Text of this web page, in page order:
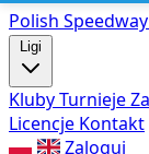
Polish Speed
Ligi
KlubyTurnieje
Licencje Kontakt
Zaloguj